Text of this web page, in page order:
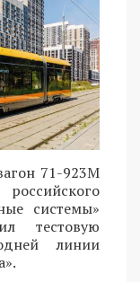
71-923М
системы»
тестовую
линии